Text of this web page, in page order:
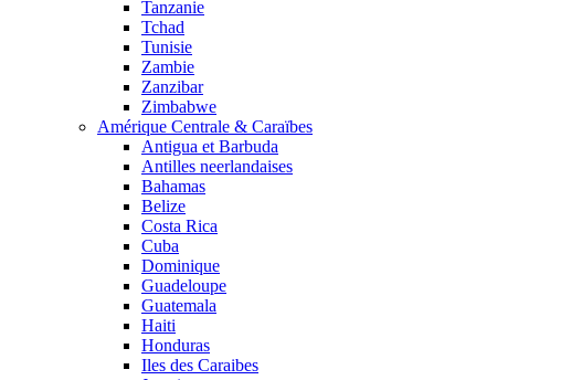
Tanzanie
Tchad
Tunisie
Zambie
Zanzibar
Zimbabwe
Amérique Centrale & Caraïbes
Antigua et Barbuda
Antilles neerlandaises
Bahamas
Belize
Costa Rica
Cuba
Dominique
Guadeloupe
Guatemala
Haiti
Honduras
Iles des Caraibes